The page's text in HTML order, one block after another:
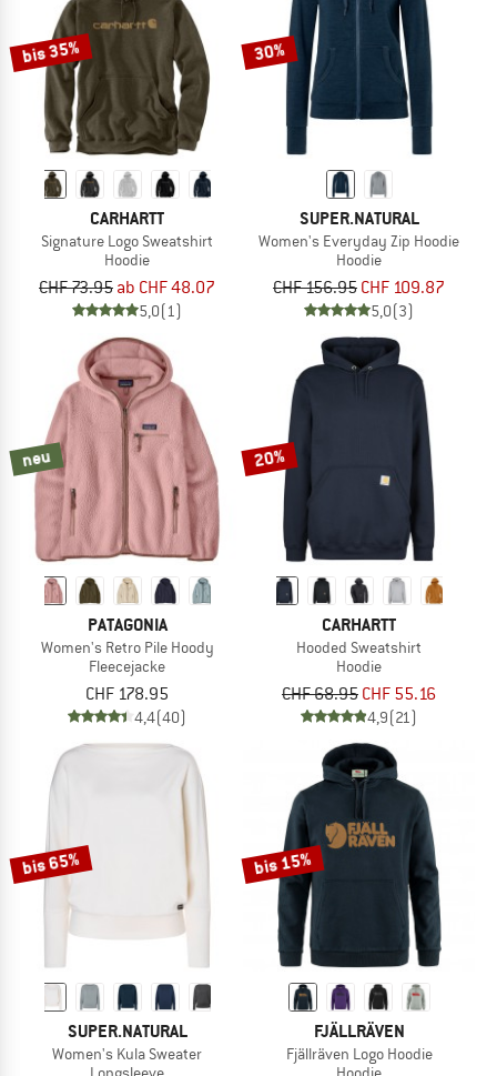
bis 35%
CARHARTT
Signature Logo Sweatshirt
Hoodie
CHF 73.95 ab CHF 48.07
5,0(1)
30%
SUPER.NATURAL
Women's Everyday Zip Hoodie
Hoodie
CHF 156.95 CHF 109.87
5,0(3)
neu
PATAGONIA
Women's Retro Pile Hoody
Fleecejacke
CHF 178.95
4,4(40)
20%
CARHARTT
Hooded Sweatshirt
Hoodie
CHF 68.95 CHF 55.16
4,9(21)
bis 65%
SUPER.NATURAL
Women's Kula Sweater
bis 15%
FJÄLLRÄVEN
Fjällräven Logo Hoodie